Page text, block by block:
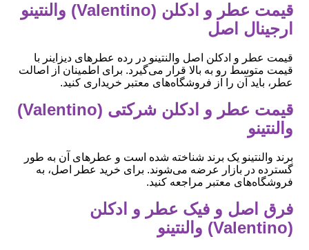
قیمت عطر و ادکلن (Valentino) والنتینو
ارجینال اصل
قیمت عطر و ادکلن اصل والنتینو در رده عطرهای دیزاینر با
قیمت متوسط رو به بالا قرار می‌گیرد. برای اطمینان از اصالت
عطر، باید آن را از فروشگاه‌های معتبر خریداری کنید.
قیمت عطر و ادکلن شرکتی (Valentino)
والنتینو
برند والنتینو یک برند شناخته شده است و عطرهای آن به طور
گسترده در بازار عرضه می‌شوند. برای خرید عطر اصل، به
فروشگاه‌های معتبر مراجعه کنید.
فرق اصل و فیک عطر و ادکلن
(Valentino) والنتینو